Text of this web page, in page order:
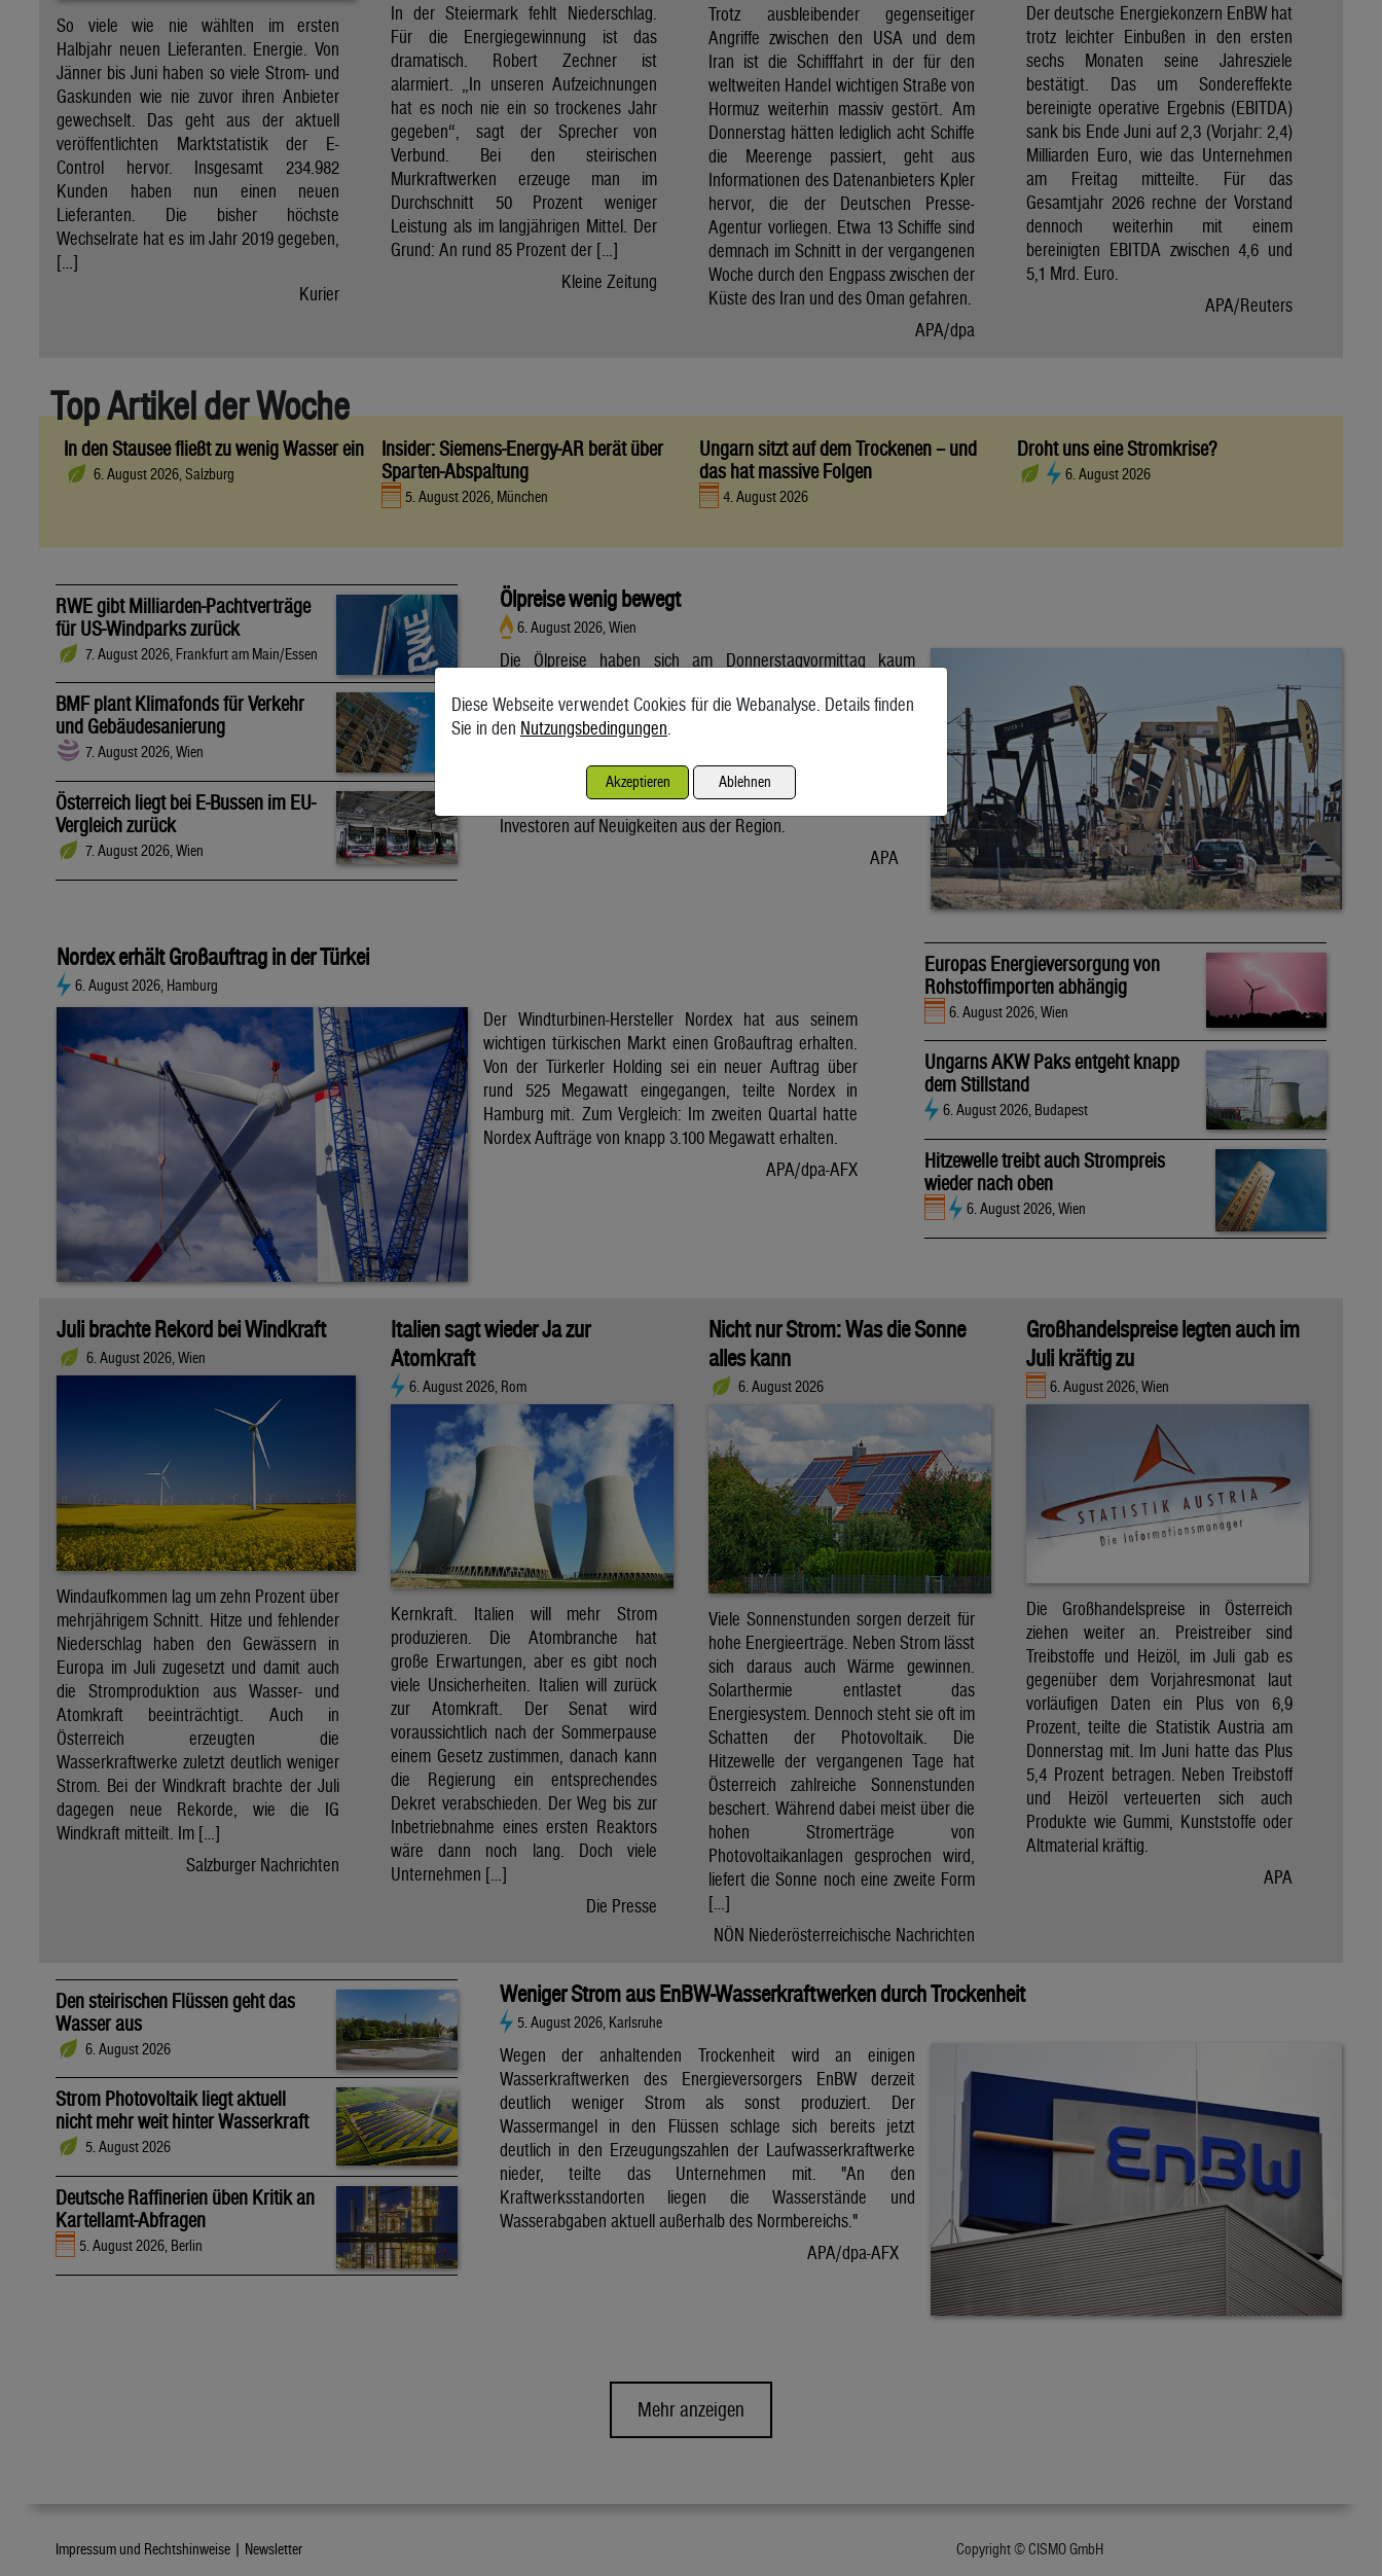
So viele wie nie wählten im ersten
Halbjahr neuen Lieferanten. Energie. Von
Jänner bis Juni haben so viele Strom- und
Gaskunden wie nie zuvor ihren Anbieter
gewechselt. Das geht aus der aktuell
veröffentlichten Marktstatistik der E-
Control hervor. Insgesamt 234.982
Kunden haben nun einen neuen
Lieferanten. Die bisher höchste
Wechselrate hat es im Jahr 2019 gegeben,
[…]
Kurier
In der Steiermark fehlt Niederschlag.
Für die Energiegewinnung ist das
dramatisch. Robert Zechner ist
alarmiert. „In unseren Aufzeichnungen
hat es noch nie ein so trockenes Jahr
gegeben“, sagt der Sprecher von
Verbund. Bei den steirischen
Murkraftwerken erzeuge man im
Durchschnitt 50 Prozent weniger
Leistung als im langjährigen Mittel. Der
Grund: An rund 85 Prozent der […]
Kleine Zeitung
Trotz ausbleibender gegenseitiger
Angriffe zwischen den USA und dem
Iran ist die Schifffahrt in der für den
weltweiten Handel wichtigen Straße von
Hormuz weiterhin massiv gestört. Am
Donnerstag hätten lediglich acht Schiffe
die Meerenge passiert, geht aus
Informationen des Datenanbieters Kpler
hervor, die der Deutschen Presse-
Agentur vorliegen. Etwa 13 Schiffe sind
demnach im Schnitt in der vergangenen
Woche durch den Engpass zwischen der
Küste des Iran und des Oman gefahren.
APA/dpa
Der deutsche Energiekonzern EnBW hat
trotz leichter Einbußen in den ersten
sechs Monaten seine Jahresziele
bestätigt. Das um Sondereffekte
bereinigte operative Ergebnis (EBITDA)
sank bis Ende Juni auf 2,3 (Vorjahr: 2,4)
Milliarden Euro, wie das Unternehmen
am Freitag mitteilte. Für das
Gesamtjahr 2026 rechne der Vorstand
dennoch weiterhin mit einem
bereinigten EBITDA zwischen 4,6 und
5,1 Mrd. Euro.
APA/Reuters
Top Artikel der Woche
In den Stausee fließt zu wenig Wasser ein
6. August 2026, Salzburg
Insider: Siemens-Energy-AR berät über
Sparten-Abspaltung
5. August 2026, München
Ungarn sitzt auf dem Trockenen – und
das hat massive Folgen
4. August 2026
Droht uns eine Stromkrise?
6. August 2026
RWE gibt Milliarden-Pachtverträge
für US-Windparks zurück
7. August 2026, Frankfurt am Main/Essen
BMF plant Klimafonds für Verkehr
und Gebäudesanierung
7. August 2026, Wien
Österreich liegt bei E-Bussen im EU-
Vergleich zurück
7. August 2026, Wien
Ölpreise wenig bewegt
6. August 2026, Wien
Die Ölpreise haben sich am Donnerstagvormittag kaum
Brent aus der Nordsee mit Lieferung Oktober kostete am
Vormittag 79,75 US-Dollar und damit 0,4 Prozent mehr als am
80 Dollar. Unter diese ist er am Dienstag wegen der Hoffnung
auf eine Lösung im Iran-Krieg gesunken. Seitdem warten
Investoren auf Neuigkeiten aus der Region.
APA
Nordex erhält Großauftrag in der Türkei
6. August 2026, Hamburg
Der Windturbinen-Hersteller Nordex hat aus seinem
wichtigen türkischen Markt einen Großauftrag erhalten.
Von der Türkerler Holding sei ein neuer Auftrag über
rund 525 Megawatt eingegangen, teilte Nordex in
Hamburg mit. Zum Vergleich: Im zweiten Quartal hatte
Nordex Aufträge von knapp 3.100 Megawatt erhalten.
APA/dpa-AFX
Europas Energieversorgung von
Rohstoffimporten abhängig
6. August 2026, Wien
Ungarns AKW Paks entgeht knapp
dem Stillstand
6. August 2026, Budapest
Hitzewelle treibt auch Strompreis
wieder nach oben
6. August 2026, Wien
Juli brachte Rekord bei Windkraft
6. August 2026, Wien
Windaufkommen lag um zehn Prozent über
mehrjährigem Schnitt. Hitze und fehlender
Niederschlag haben den Gewässern in
Europa im Juli zugesetzt und damit auch
die Stromproduktion aus Wasser- und
Atomkraft beeinträchtigt. Auch in
Österreich erzeugten die
Wasserkraftwerke zuletzt deutlich weniger
Strom. Bei der Windkraft brachte der Juli
dagegen neue Rekorde, wie die IG
Windkraft mitteilt. Im […]
Salzburger Nachrichten
Italien sagt wieder Ja zur
Atomkraft
6. August 2026, Rom
Kernkraft. Italien will mehr Strom
produzieren. Die Atombranche hat
große Erwartungen, aber es gibt noch
viele Unsicherheiten. Italien will zurück
zur Atomkraft. Der Senat wird
voraussichtlich nach der Sommerpause
einem Gesetz zustimmen, danach kann
die Regierung ein entsprechendes
Dekret verabschieden. Der Weg bis zur
Inbetriebnahme eines ersten Reaktors
wäre dann noch lang. Doch viele
Unternehmen […]
Die Presse
Nicht nur Strom: Was die Sonne
alles kann
6. August 2026
Viele Sonnenstunden sorgen derzeit für
hohe Energieerträge. Neben Strom lässt
sich daraus auch Wärme gewinnen.
Solarthermie entlastet das
Energiesystem. Dennoch steht sie oft im
Schatten der Photovoltaik. Die
Hitzewelle der vergangenen Tage hat
Österreich zahlreiche Sonnenstunden
beschert. Während dabei meist über die
hohen Stromerträge von
Photovoltaikanlagen gesprochen wird,
liefert die Sonne noch eine zweite Form
[…]
NÖN Niederösterreichische Nachrichten
Großhandelspreise legten auch im
Juli kräftig zu
6. August 2026, Wien
Die Großhandelspreise in Österreich
ziehen weiter an. Preistreiber sind
Treibstoffe und Heizöl, im Juli gab es
gegenüber dem Vorjahresmonat laut
vorläufigen Daten ein Plus von 6,9
Prozent, teilte die Statistik Austria am
Donnerstag mit. Im Juni hatte das Plus
5,4 Prozent betragen. Neben Treibstoff
und Heizöl verteuerten sich auch
Produkte wie Gummi, Kunststoffe oder
Altmaterial kräftig.
APA
Den steirischen Flüssen geht das
Wasser aus
6. August 2026
Strom Photovoltaik liegt aktuell
nicht mehr weit hinter Wasserkraft
5. August 2026
Deutsche Raffinerien üben Kritik an
Kartellamt-Abfragen
5. August 2026, Berlin
Weniger Strom aus EnBW-Wasserkraftwerken durch Trockenheit
5. August 2026, Karlsruhe
Wegen der anhaltenden Trockenheit wird an einigen
Wasserkraftwerken des Energieversorgers EnBW derzeit
deutlich weniger Strom als sonst produziert. Der
Wassermangel in den Flüssen schlage sich bereits jetzt
deutlich in den Erzeugungszahlen der Laufwasserkraftwerke
nieder, teilte das Unternehmen mit. "An den
Kraftwerksstandorten liegen die Wasserstände und
Wasserabgaben aktuell außerhalb des Normbereichs."
APA/dpa-AFX
Mehr anzeigen
Impressum und Rechtshinweise | Newsletter Copyright © CISMO GmbH
Diese Webseite verwendet Cookies für die Webanalyse. Details finden
Sie in den Nutzungsbedingungen.
Akzeptieren Ablehnen